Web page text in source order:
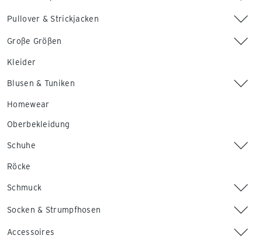
Pullover & Strickjacken
Große Größen
Kleider
Blusen & Tuniken
Homewear
Oberbekleidung
Schuhe
Röcke
Schmuck
Socken & Strumpfhosen
Accessoires